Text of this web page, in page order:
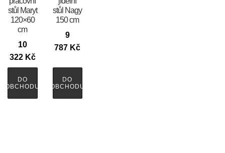
stůl Maryt
120×60
cm
10
322 Kč
DO
OBCHODU
stůl Nagy
150 cm
9
787 Kč
DO
OBCHODU